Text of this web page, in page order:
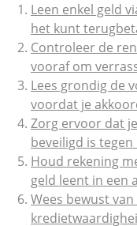
Leen enkel geld
het kunt
Controleer de
vooraf om
Lees grondig de
voordat je
Zorg ervoor dat
beveiligd is
Houd rekening
geld leent in een
Wees bewust